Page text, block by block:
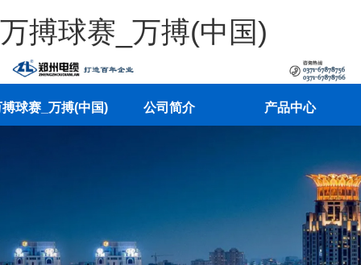
万搏球赛_万搏(中国)
球赛_万搏(中国) 公司简介 产品中心